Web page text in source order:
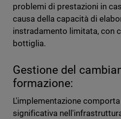
problemi di prestazioni in
causa della capacità di
instradamento limitata, con
bottiglia.
Gestione del
formazione:
L'implementazione
significativa